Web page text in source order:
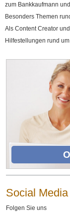
zum Bankkaufmann
Besonders Themen
Als Content Creator
Hilfestellungen rund
Social Media
Folgen Sie uns